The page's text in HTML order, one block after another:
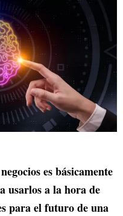
es básicamente
usarlos a la hora de
para el futuro de una